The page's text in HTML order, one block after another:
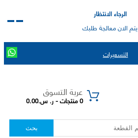
الرجاء الانتظار
يتم الان معالجة طلبك
التسعيرات
عربة التسوق
0 منتجات - ر. س.0.00
بحث